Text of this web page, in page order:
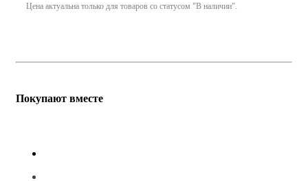
Цена актуальна только для товаров со статусом "В наличии".
Покупают вместе